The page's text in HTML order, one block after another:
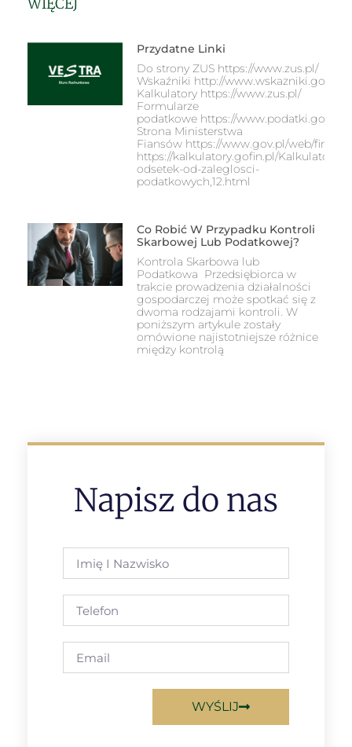
WIĘCEJ
Przydatne Linki
Do strony ZUS https://www.zus.pl/
Wskaźniki http://
Kalkulatory https://www.zus.pl/
Formularze
podatkowe https://www.podatki.gov.pl/
Strona Ministerstwa
Fiansów https://www.gov.pl/web/finanse
https://kalkulatory.gofin.pl/Kalkulator-
odsetek-od-zaleglosci-
podatkowych,12.html
Co Robić W Przypadku Kontroli
Skarbowej Lub Podatkowej?
Kontrola Skarbowa lub
Podatkowa Przedsiębiorca w
trakcie prowadzenia działalności
gospodarczej może spotkać się z
dwoma rodzajami kontroli. W
poniższym artykule zostały
omówione najistotniejsze różnice
między kontrolą
Napisz do nas
WYŚLIJ